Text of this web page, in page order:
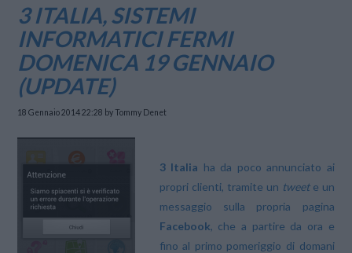
3 ITALIA, SISTEMI
INFORMATICI FERMI
DOMENICA 19 GENNAIO
(UPDATE)
18 Gennaio 2014 22:28 by Tommy Denet
3 Italia ha da poco annunciato ai
propri clienti, tramite un tweete un
messaggio sulla propria pagina
Facebook, che a partire da ora e
fino al primo pomeriggio di domani